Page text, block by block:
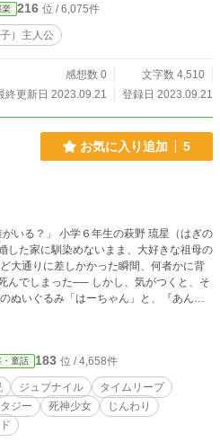
楽 216 位 / 6,075件
）主人公
感想数 0
文字数 4,510
終更新日 2023.09.21
登録日 2023.09.21
お気に入り追加 5
野 琉星（はぎの
した家に馴染めないまま、大好きな祖母の
大通りに差しかかった瞬間、何者かに背
んでしまった── しかし、気がつくと、そ
ぬいぐるみ「はーちゃん」と、『あんた
寄ってくる美少女な死神・シマの姿があ
見つけ出し、自分の運命を変えられるの
に、琉星がたどり着く"本当の味方"とは─
・童話 183 位 / 4,658件
ジュブナイル
タイムリープ
ジー 死神少女
じんわり